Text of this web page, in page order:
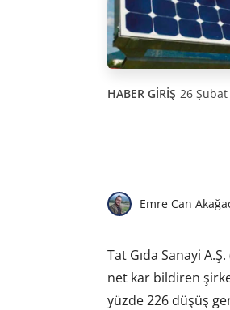
HABER GİRİŞ 26
Emre Can
Tat Gıda Sanayi
net kar bildiren
yüzde 226 düşüş